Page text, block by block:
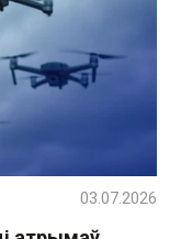
03.07.2026